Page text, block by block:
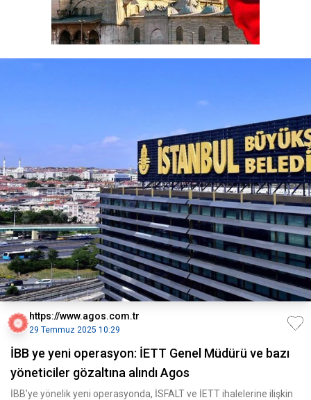
https://www.agos.com.tr
29 Temmuz 2025 10:29
İBB ye yeni operasyon: İETT Genel Müdürü ve bazı
yöneticiler gözaltına alındı Agos
İBB’ye yönelik yeni operasyonda, İSFALT ve İETT ihalelerine ilişkin